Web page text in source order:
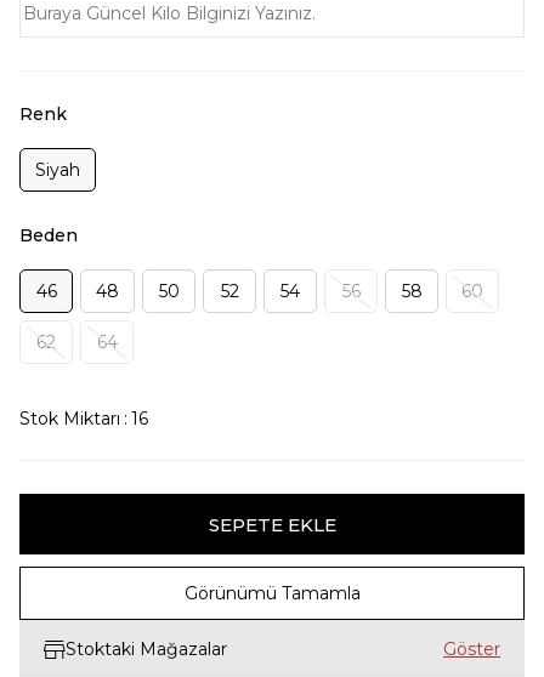
Renk
Siyah
Beden
46 48 50 52 54 56 58 60
62 64
Stok Miktarı : 16
Görünümü Tamamla
Stoktaki Mağazalar